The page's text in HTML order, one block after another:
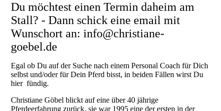
Du möchtest einen Termin daheim am
Stall? - Dann schick eine email mit
Wunschort an: info@christiane-
goebel.de
Egal ob Du auf der Suche nach einem Personal Coach für Dich
selbst und/oder für Dein Pferd bisst, in beiden Fällen wirst Du
hier fündig.
Christiane Göbel blickt auf eine über 40 jährige
Pferdeerfahrung zurück, sie war 1995 eine der ersten in der